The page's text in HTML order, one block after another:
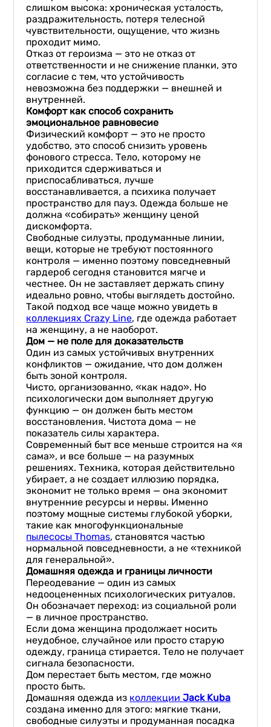
слишком высока: хроническая усталость,
раздражительность, потеря телесной
чувствительности, ощущение, что жизнь
проходит мимо.
Отказ от героизма — это не отказ от
ответственности и не снижение планки, это
согласие с тем, что устойчивость
невозможна без поддержки — внешней и
внутренней.
Комфорт как способ сохранить
эмоциональное равновесие
Физический комфорт — это не просто
удобство, это способ снизить уровень
фонового стресса. Тело, которому не
приходится сдерживаться и
приспосабливаться, лучше
восстанавливается, а психика получает
пространство для пауз. Одежда больше не
должна «собирать» женщину ценой
дискомфорта.
Свободные силуэты, продуманные линии,
вещи, которые не требуют постоянного
контроля — именно поэтому повседневный
гардероб сегодня становится мягче и
честнее. Он не заставляет держать спину
идеально ровно, чтобы выглядеть достойно.
Такой подход все чаще можно увидеть в
коллекциях Crazy Line, где одежда работает
на женщину, а не наоборот.
Дом — не поле для доказательств
Один из самых устойчивых внутренних
конфликтов — ожидание, что дом должен
быть зоной контроля.
Чисто, организованно, «как надо». Но
психологически дом выполняет другую
функцию — он должен быть местом
восстановления. Чистота дома — не
показатель силы характера.
Современный быт все меньше строится на «я
сама», и все больше — на разумных
решениях. Техника, которая действительно
убирает, а не создает иллюзию порядка,
экономит не только время — она экономит
внутренние ресурсы и нервы. Именно
поэтому мощные системы глубокой уборки,
такие как многофункциональные
пылесосы Thomas, становятся частью
нормальной повседневности, а не «техникой
для генеральной».
Домашняя одежда и границы личности
Переодевание — один из самых
недооцененных психологических ритуалов.
Он обозначает переход: из социальной роли
— в личное пространство.
Если дома женщина продолжает носить
неудобное, случайное или просто старую
одежду, граница стирается. Тело не получает
сигнала безопасности.
Дом перестает быть местом, где можно
просто быть.
Домашняя одежда из коллекцииJack Kuba
создана именно для этого: мягкие ткани,
свободные силуэты и продуманная посадка